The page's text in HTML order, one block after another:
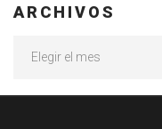
ARCHIVOS